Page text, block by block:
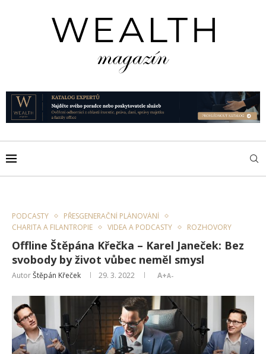
PODCASTY
PŘESGENERAČNÍ PLÁNOVÁNÍ
CHARITA A FILANTROPIE
VIDEA A PODCASTY ROZHOVORY
Offline Štěpána Křečka – Karel Janeček: Bez
svobody by život vůbec neměl smysl
AutorŠtěpán Křeček 29. 3. 2022 A+A-